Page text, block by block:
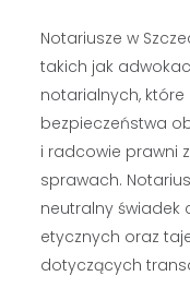
Notariusze w
takich jak
notarialnych,
bezpieczeństwa
i radcowie prawni
sprawach.
neutralny świadek
etycznych oraz
dotyczących